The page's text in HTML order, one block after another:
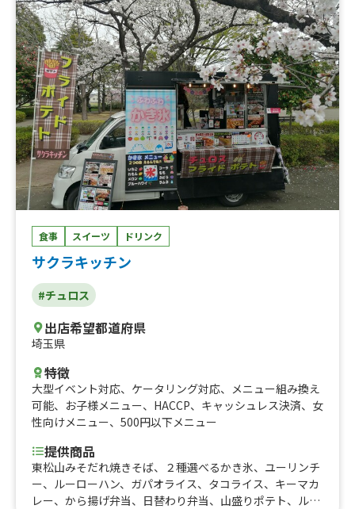
食事 スイーツ ドリンク
サクラキッチン
#チュロス
出店希望都道府県
埼玉県
特徴
大型イベント対応、 ケータリング対応、
メニュー組み換え
可能、 お子様メニュー、 HACCP、 キャッシュレス決済、 女
性向けメニュー、 500円以下メニュー
提供商品
東松山みそだれ焼きそば、２種選べるかき氷、ユーリンチ
ー、ルーローハン、ガパオライス、タコライス、キーマカ
レー、から揚げ弁当、日替わり弁当、山盛りポテト、ルー